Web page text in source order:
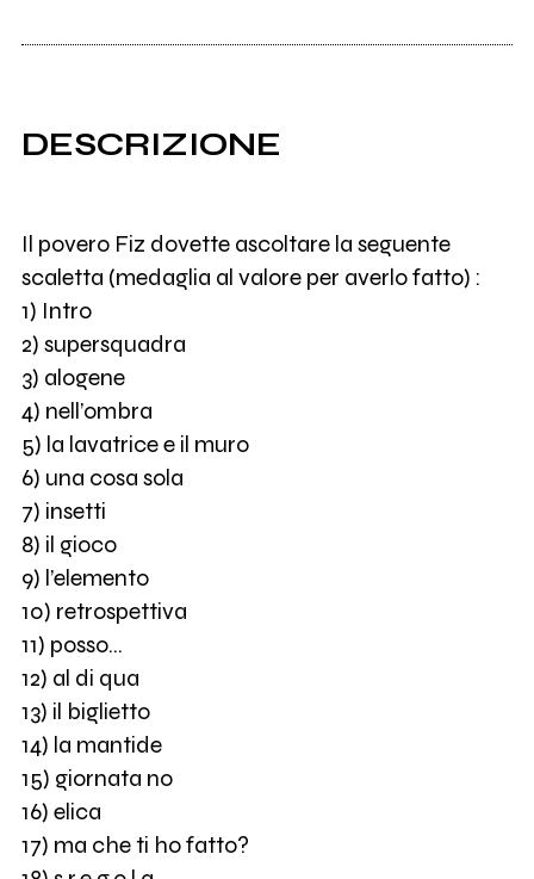
DESCRIZIONE
Il povero Fiz dovette ascoltare la seguente
scaletta (medaglia al valore per averlo fatto) :
1) Intro
2) supersquadra
3) alogene
4) nell’ombra
5) la lavatrice e il muro
6) una cosa sola
7) insetti
8) il gioco
9) l’elemento
10) retrospettiva
11) posso…
12) al di qua
13) il biglietto
14) la mantide
15) giornata no
16) elica
17) ma che ti ho fatto?